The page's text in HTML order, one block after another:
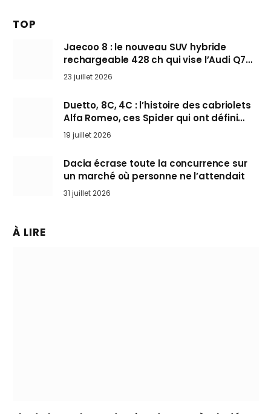
TOP
Jaecoo 8 : le nouveau SUV hybride
rechargeable 428 ch qui vise l’Audi Q7
arrive en Europe cet automne
23 juillet 2026
Duetto, 8C, 4C : l’histoire des cabriolets
Alfa Romeo, ces Spider qui ont défini
l’art de rouler cheveux au vent
19 juillet 2026
Dacia écrase toute la concurrence sur
un marché où personne ne l’attendait
31 juillet 2026
À LIRE